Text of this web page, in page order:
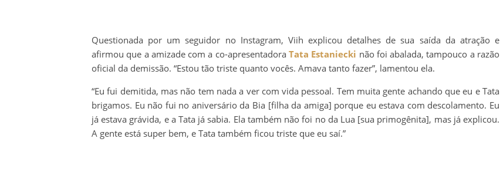
Questionada por um seguidor no Instagram, Viih explicou detalhes de sua saída da atração e
afirmou que a amizade com a co-apresentadora Tata Estaniecki não foi abalada, tampouco a razão
oficial da demissão. “Estou tão triste quanto vocês. Amava tanto fazer”, lamentou ela.
“Eu fui demitida, mas não tem nada a ver com vida pessoal. Tem muita gente achando que eu e Tata
brigamos. Eu não fui no aniversário da Bia [filha da amiga] porque eu estava com descolamento. Eu
já estava grávida, e a Tata já sabia. Ela também não foi no da Lua [sua primogênita], mas já explicou.
A gente está super bem, e Tata também ficou triste que eu saí.”